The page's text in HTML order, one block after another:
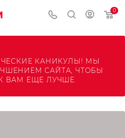
0
КАНИКУЛЫ! МЫ
САЙТА, ЧТОБЫ
ВАМ ЕЩЕ ЛУЧШЕ.